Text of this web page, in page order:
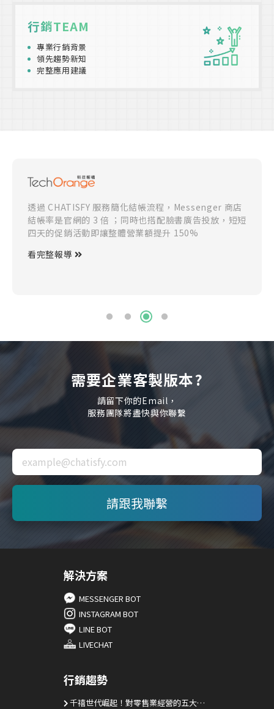
行銷TEAM
專業行銷背景
領先趨勢新知
完整應用建議
透過 CHATISFY 服務簡化結帳流程，Messenger 商店
結帳率是官網的 3 倍 ；同時也搭配臉書廣告投放，短短
四天的促銷活動即讓整體營業額提升 150%
看完整報導
需要企業客製版本?
請留下你的Email，
服務團隊將盡快與你聯繫
解決方案
MESSENGER BOT
INSTAGRAM BOT
LINE BOT
LIVECHAT
行銷趨勢
千禧世代崛起！對零售業經營的五大建議